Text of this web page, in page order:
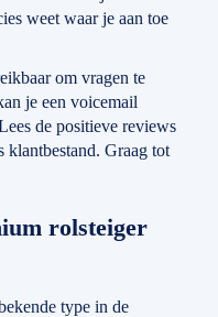
weet waar je aan toe
om vragen te
je een voicemail
de positieve reviews
klantbestand. Graag tot
type in de